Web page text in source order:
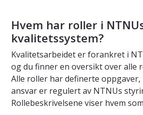
Hvem har roller i
kvalitetssystem?
Kvalitetsarbeidet er forankret i
og du finner en oversikt over alle
Alle roller har definerte
ansvar er regulert av NTNUs
Rollebeskrivelsene viser hvem